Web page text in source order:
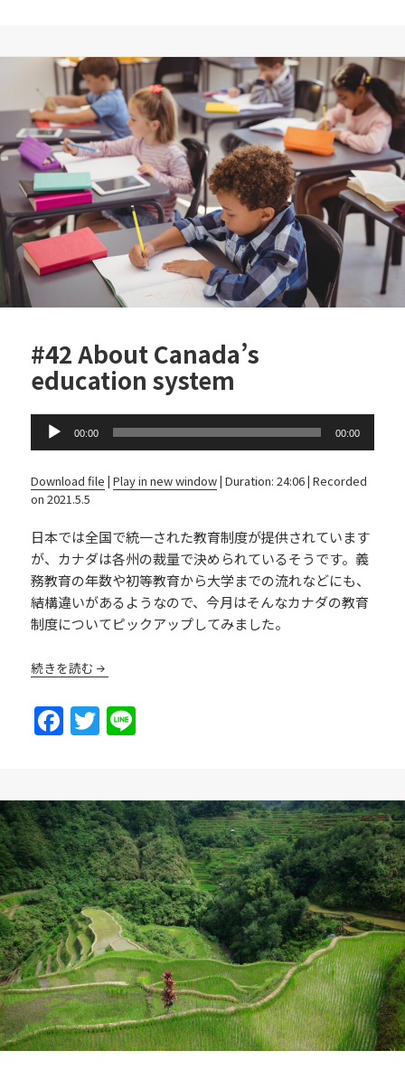
e
b
o
o
k
er
#42 About Canada’s
education system
Audio
00:00 00:00
Download file |Play in new window|Duration: 24:06|Recorded
on 2021.5.5
日本では全国で統一された教育制度が提供されています
が、カナダは各州の裁量で決められているそうです。義
務教育の年数や初等教育から大学までの流れなどにも、
結構違いがあるようなので、今月はそんなカナダの教育
制度についてピックアップしてみました。
続きを読む
F
e
b
o
o
k
T
er